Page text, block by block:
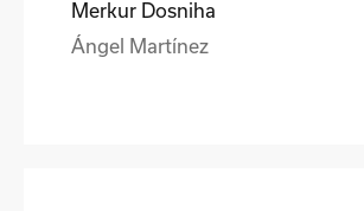
Merkur Dosniha
Ángel Martínez